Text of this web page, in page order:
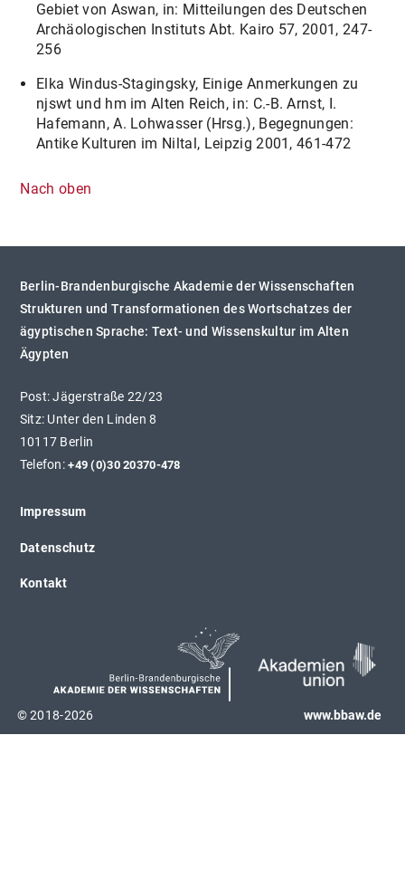
Gebiet von Aswan, in: Mitteilungen des Deutschen
Archäologischen Instituts Abt. Kairo 57, 2001, 247-
256
Elka Windus-Stagingsky, Einige Anmerkungen zu
njswt und hm im Alten Reich, in: C.-B. Arnst, I.
Hafemann, A. Lohwasser (Hrsg.), Begegnungen:
Antike Kulturen im Niltal, Leipzig 2001, 461-472
Nach oben
Berlin-Brandenburgische Akademie der Wissenschaften
Strukturen und Transformationen des Wortschatzes der
ägyptischen Sprache: Text- und Wissenskultur im Alten
Ägypten
Post: Jägerstraße 22/23
Sitz: Unter den Linden 8
10117 Berlin
Telefon:+49 (0)30 20370-478
Impressum
Datenschutz
Kontakt
www.bbaw.de
© 2018-2026